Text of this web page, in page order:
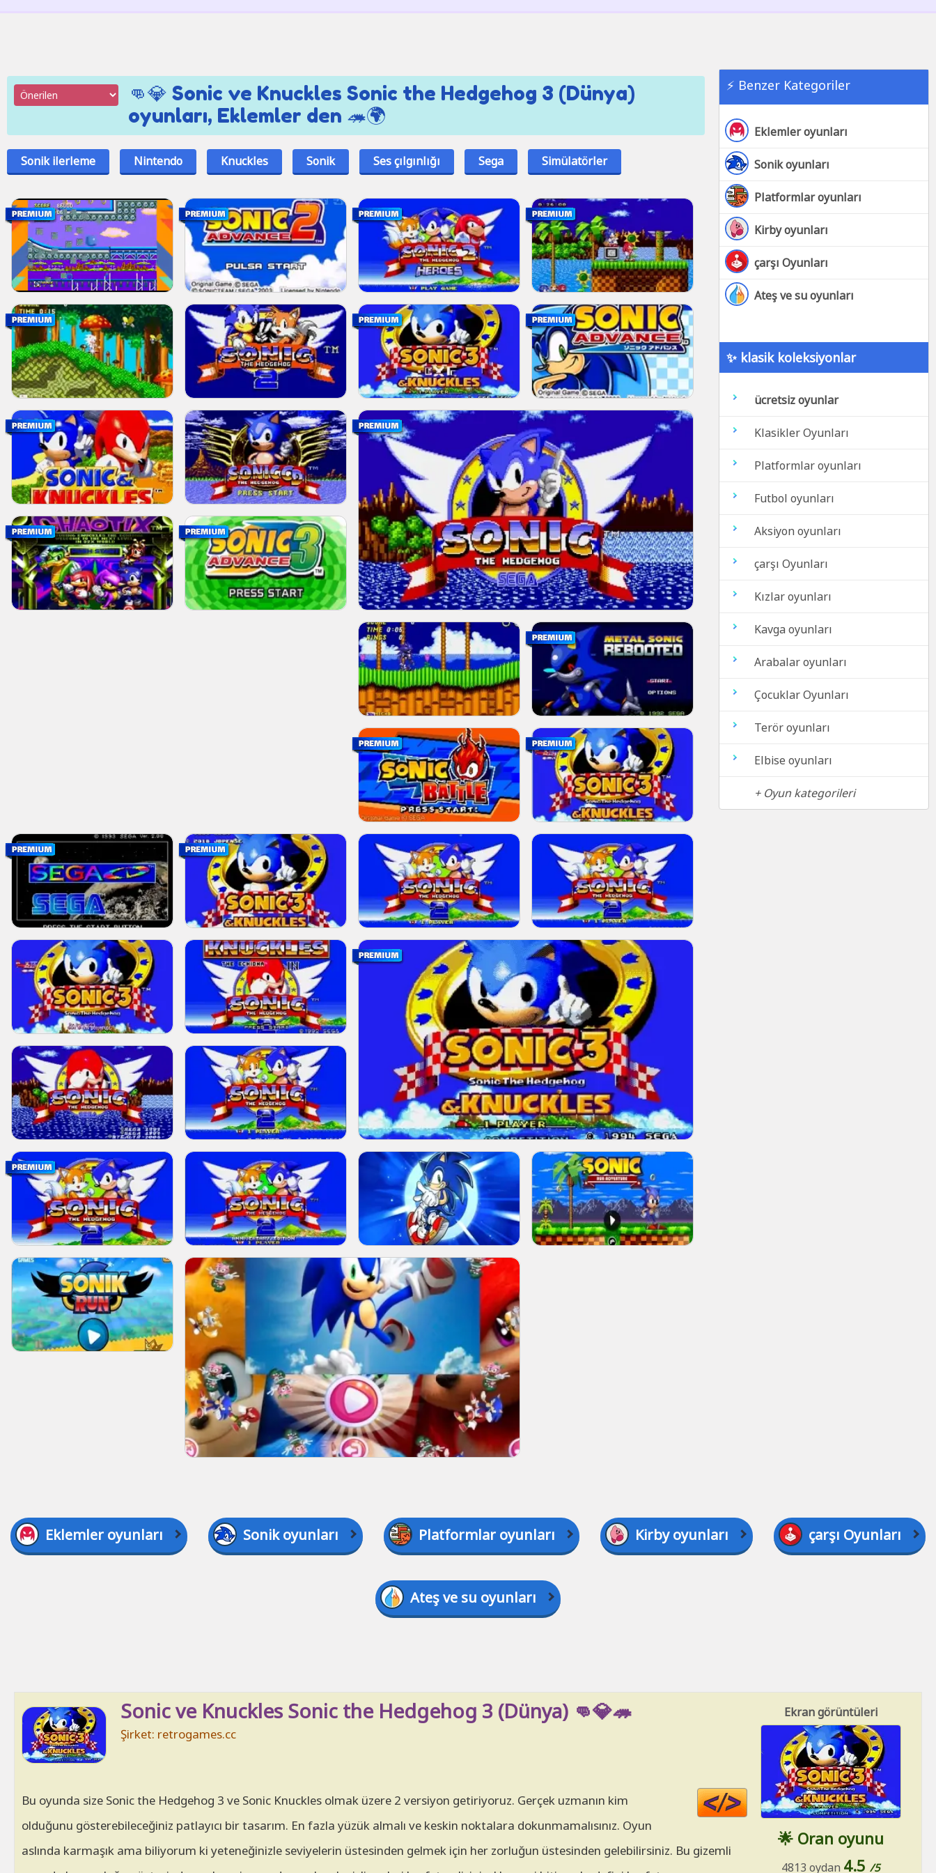
⚡ Benzer Kategoriler
Eklemler oyunları
Sonik oyunları
Platformlar oyunları
Kirby oyunları
çarşı Oyunları
Ateş ve su oyunları
✨ klasik koleksiyonlar
ücretsiz oyunlar
Klasikler Oyunları
Platformlar oyunları
Futbol oyunları
Aksiyon oyunları
çarşı Oyunları
Kızlar oyunları
Kavga oyunları
Arabalar oyunları
Çocuklar Oyunları
Terör oyunları
Elbise oyunları
+ Oyun kategorileri
👊💎 Sonic ve Knuckles Sonic the Hedgehog 3 (Dünya)
oyunları, Eklemler den 🦔🌍
Sonik ilerleme Nintendo Knuckles Sonik Ses çılgınlığı Sega Simülatörler
Eklemler oyunları Sonik oyunları Platformlar oyunları Kirby oyunları çarşı Oyunları
Ateş ve su oyunları
Ekran görüntüleri
🌟 Oran oyunu
4813 oydan 4.5 /5
Sonic ve Knuckles Sonic the Hedgehog 3 (Dünya) 👊💎🦔
Şirket: retrogames.cc
Code
HTML
Bu oyunda size Sonic the Hedgehog 3 ve Sonic Knuckles olmak üzere 2 versiyon getiriyoruz. Gerçek uzmanın kim
olduğunu gösterebileceğiniz patlayıcı bir tasarım. En fazla yüzük almalı ve keskin noktalara dokunmamalısınız. Oyun
aslında karmaşık ama biliyorum ki yeteneğinizle seviyelerin üstesinden gelmek için her zorluğun üstesinden gelebilirsiniz. Bu gizemli